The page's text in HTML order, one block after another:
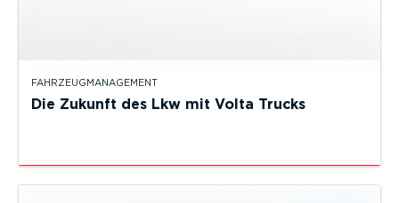
FAHRZEUGMANAGEMENT
Die Zukunft des Lkw mit Volta Trucks